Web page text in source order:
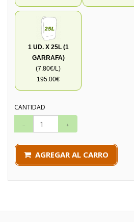
1 UD. X 25L (1
GARRAFA)
(7.80€/L)
195.00€
CANTIDAD
AGREGAR AL CARRO